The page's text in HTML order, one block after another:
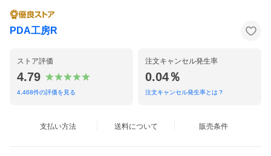
PDA工房R
ストア評価
4.79
4,468件の評価を見る
注文キャンセル発生率
0.04％
注文キャンセル発生率とは？
支払い方法 送料について 販売条件